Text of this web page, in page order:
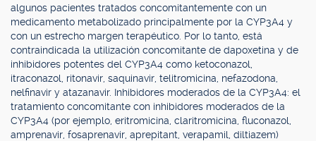
algunos pacientes tratados concomitantemente con un
medicamento metabolizado principalmente por la CYP3A4 y
con un estrecho margen terapéutico. Por lo tanto, está
contraindicada la utilización concomitante de dapoxetina y de
inhibidores potentes del CYP3A4 como ketoconazol,
itraconazol, ritonavir, saquinavir, telitromicina, nefazodona,
nelfinavir y atazanavir. Inhibidores moderados de la CYP3A4: el
tratamiento concomitante con inhibidores moderados de la
CYP3A4 (por ejemplo, eritromicina, claritromicina, fluconazol,
amprenavir, fosaprenavir, aprepitant, verapamil, diltiazem)